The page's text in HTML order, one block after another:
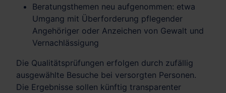
Beratungsthemen neu aufgenommen: etwa
Umgang mit Überforderung pflegender
Angehöriger oder Anzeichen von Gewalt und
Vernachlässigung
Die Qualitätsprüfungen erfolgen durch zufällig
ausgewählte Besuche bei versorgten Personen.
Die Ergebnisse sollen künftig transparenter